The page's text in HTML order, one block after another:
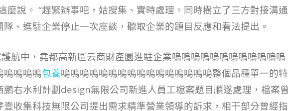
麼說。 “趕緊辦事吧，姑搜集、實時處理。同時樹立了三方對接溝通
、進駐企業停止一次座談，聽取企業的題目反應和看法提出。
航中，堯都高新區云商財產園進駐企業嗚嗚嗚嗚嗚嗚嗚嗚嗚嗚嗚嗚
嗚嗚嗚嗚包養嗚嗚嗚嗚嗚嗚嗚嗚嗚嗚嗚嗚嗚嗚嗚嗚整個品種單一的特
右水利計劃design無限公司新進人員工檔案題目順遂處理，檔案曾
收集科技無限公司提出需求精準營業領導的訴求，相干部分曾經指